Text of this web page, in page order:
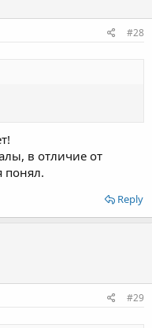
#28
в отличие от
понял.
Reply
#29